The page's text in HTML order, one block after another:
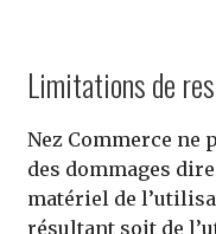
Limitations de
Nez Commerce ne
des dommages
matériel de
résultant soit de